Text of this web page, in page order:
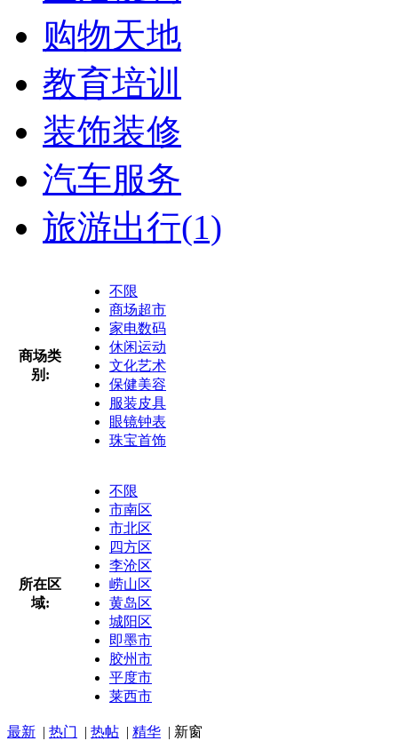
购物天地
教育培训
装饰装修
汽车服务
旅游出行(1)
商场类
别:
不限
商场超市
家电数码
休闲运动
文化艺术
保健美容
服装皮具
眼镜钟表
珠宝首饰
所在区
域:
不限
市南区
市北区
四方区
李沧区
崂山区
黄岛区
城阳区
即墨市
胶州市
平度市
莱西市
最新 | 热门 | 热帖 | 精华 | 新窗